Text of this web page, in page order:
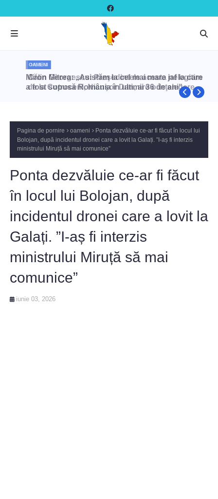
OAMENI
Miron Mitrea: „Asistăm la cel mai mare jaf la care
a fost supusă România în ultimii 36 de ani”
Pagina de pornire oameni
Ponta dezvăluie ce-ar fi făcut în locul lui
Bolojan, după incidentul dronei care a lovit la Galați. ”I-aș fi interzis
ministrului Miruță să mai comunice”
Ponta dezvăluie ce-ar fi făcut
în locul lui Bolojan, după
incidentul dronei care a lovit la
Galați. ”I-aș fi interzis
ministrului Miruță să mai
comunice”
iunie 03, 2026